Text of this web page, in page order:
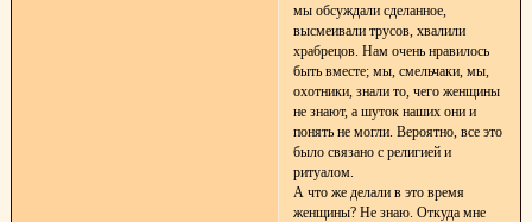
мы обсуждали сделанное,
высмеивали трусов, хвалили
храбрецов. Нам очень нравилось
быть вместе; мы, смельчаки, мы,
охотники, знали то, чего женщины
не знают, а шуток наших они и
понять не могли. Вероятно, все это
было связано с религией и
ритуалом.
А что же делали в это время
женщины? Не знаю. Откуда мне